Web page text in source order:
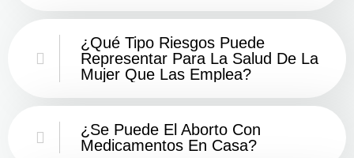
¿Qué Tipo Riesgos Puede
Representar Para La Salud De La
Mujer Que Las Emplea?
¿Se Puede El Aborto Con
Medicamentos En Casa?